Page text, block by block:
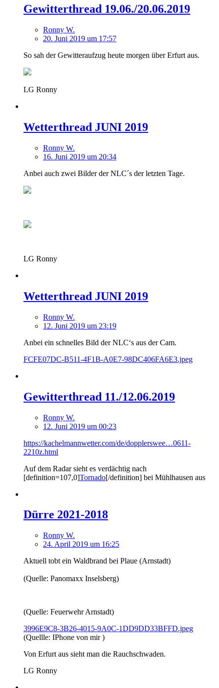
Gewitterthread 19.06./20.06.2019
Ronny W.
20. Juni 2019 um 17:57
So sah der Gewitteraufzug heute morgen über Erfurt aus.
LG Ronny
Wetterthread JUNI 2019
Ronny W.
16. Juni 2019 um 20:34
Anbei auch zwei Bilder der NLC´s der letzten Tage.
LG Ronny
Wetterthread JUNI 2019
Ronny W.
12. Juni 2019 um 23:19
Anbei ein schnelles Bild der NLC‘s aus der Cam.
FCFE07DC-B511-4F1B-A0E7-98DC406FA6E3.jpeg
Gewitterthread 11./12.06.2019
Ronny W.
12. Juni 2019 um 00:23
https://kachelmannwetter.com/de/dopplerswee…0611-
2210z.html
Auf dem Radar sieht es verdächtig nach
[definition=107,0]Tornado[/definition] bei Mühlhausen aus
Dürre 2021-2018
Ronny W.
24. April 2019 um 16:25
Aktuell tobt ein Waldbrand bei Plaue (Arnstadt)
(Quelle: Panomaxx Inselsberg)
(Quelle: Feuerwehr Arnstadt)
3996E9C8-3B26-4015-9A0C-1DD9DD33BFFD.jpeg
(Quellle: IPhone von mir )
Von Erfurt aus sieht man die Rauchschwaden.
LG Ronny